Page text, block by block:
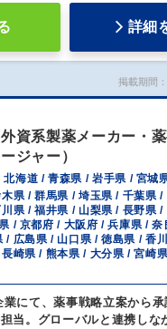
詳細
掲載期間
資系製薬メーカー・
ジャー）
北海道 / 青森県 / 岩手県 / 宮城
県 / 群馬県 / 埼玉県 / 千葉県 /
県 / 福井県 / 山梨県 / 長野県 /
/ 京都府 / 大阪府 / 兵庫県 /
/ 広島県 / 山口県 / 徳島県 / 香
崎県 / 熊本県 / 大分県 / 宮崎
業にて、薬事戦略立案から
当。グローバルと連携しな